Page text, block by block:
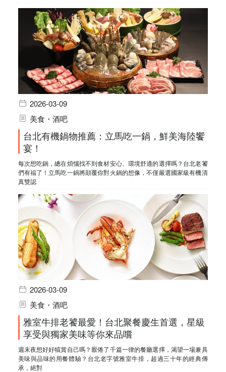
2026-03-09
美食・酒吧
台北有機鍋物推薦：立馬吃一鍋，鮮美海陸饗
宴！
每次想吃鍋，總在煩惱找不到食材安心、環境舒適的選擇嗎？台北老饕
們有福了！立馬吃一鍋將顛覆你對火鍋的想像，不僅嚴選國家級有機清
真雙認
2026-03-09
美食・酒吧
雅室牛排老饕最愛！台北聚餐慶生首選，星級
享受與獨家美味等你來品嚐
週末夜想好好犒賞自己嗎？厭倦了千篇一律的餐廳選擇，渴望一場兼具
美味與品味的用餐體驗？台北老字號雅室牛排，超過三十年的經典傳
承，絕對